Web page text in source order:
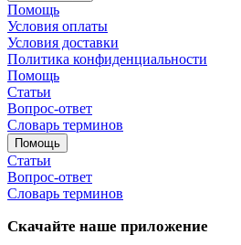
Помощь
Условия оплаты
Условия доставки
Политика конфиденциальности
Помощь
Статьи
Вопрос-ответ
Словарь терминов
Помощь
Статьи
Вопрос-ответ
Словарь терминов
Скачайте наше приложение